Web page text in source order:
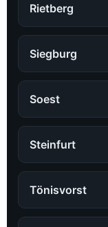
Rietberg
Siegburg
Soest
Steinfurt
Tönisvorst